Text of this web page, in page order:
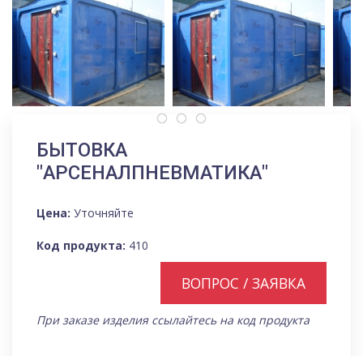
БЫТОВКА
"АРСЕНАЛПНЕВМАТИКА"
Цена: Уточняйте
Код продукта: 410
ВОПРОС / ЗАЯВКА
При заказе изделия ссылайтесь на код продукта